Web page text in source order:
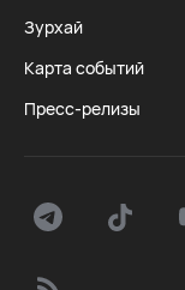
Зурхай
Карта событий
Пресс-релизы